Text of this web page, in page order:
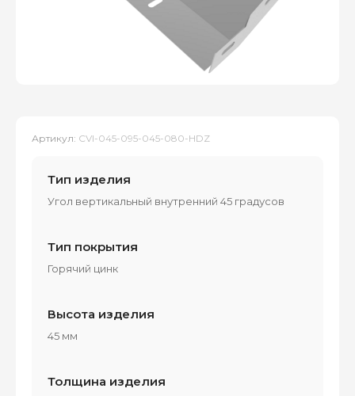
Артикул: CVI-045-095-045-080-HDZ
Тип изделия
Угол вертикальный внутренний 45 градусов
Тип покрытия
Горячий цинк
Высота изделия
45 мм
Толщина изделия